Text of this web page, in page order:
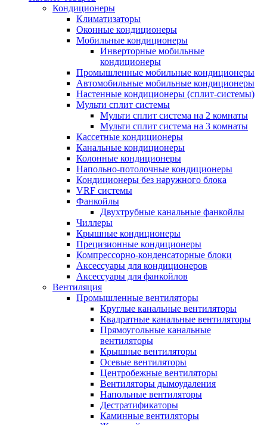
Кондиционеры
Климатизаторы
Оконные кондиционеры
Мобильные кондиционеры
Инверторные мобильные
кондиционеры
Промышленные мобильные кондиционеры
Автомобильные мобильные кондиционеры
Настенные кондиционеры (сплит-системы)
Мульти сплит системы
Мульти сплит система на 2 комнаты
Мульти сплит система на 3 комнаты
Кассетные кондиционеры
Канальные кондиционеры
Колонные кондиционеры
Напольно-потолочные кондиционеры
Кондиционеры без наружного блока
VRF системы
Фанкойлы
Двухтрубные канальные фанкойлы
Чиллеры
Крышные кондиционеры
Прецизионные кондиционеры
Компрессорно-конденсаторные блоки
Аксессуары для кондиционеров
Аксессуары для фанкойлов
Вентиляция
Промышленные вентиляторы
Круглые канальные вентиляторы
Квадратные канальные вентиляторы
Прямоугольные канальные
вентиляторы
Крышные вентиляторы
Осевые вентиляторы
Центробежные вентиляторы
Вентиляторы дымоудаления
Напольные вентиляторы
Дестратификаторы
Каминные вентиляторы